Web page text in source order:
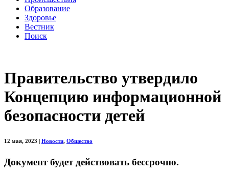
Образование
Здоровье
Вестник
Поиск
Правительство утвердило
Концепцию информационной
безопасности детей
12 мая, 2023 Новости, Общество
Документ будет действовать бессрочно.